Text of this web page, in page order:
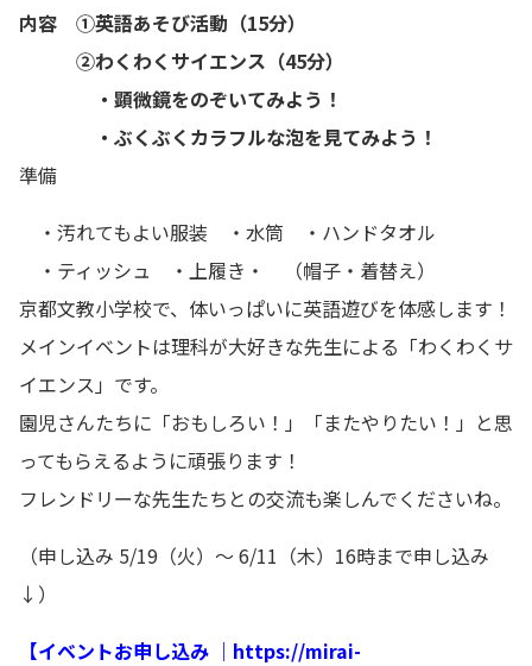
内容 ①英語あそび活動（15分）
②わくわくサイエンス（45分）
・顕微鏡をのぞいてみよう！
・ぶくぶくカラフルな泡を見てみよう！
準備
・汚れてもよい服装 ・水筒 ・ハンドタオル
・ティッシュ ・上履き・ （帽子・着替え）
京都文教小学校で、体いっぱいに英語遊びを体感します！
メインイベントは理科が大好きな先生による「わくわくサ
イエンス」です。
園児さんたちに「おもしろい！」「またやりたい！」と思
ってもらえるように頑張ります！
フレンドリーな先生たちとの交流も楽しんでくださいね。
（申し込み 5/19（火）～ 6/11（木）16時まで申し込み
↓）
【イベントお申し込み ｜ https://mirai-